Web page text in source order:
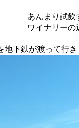
あんまり試飲
ワイナリー
地下鉄が渡って行